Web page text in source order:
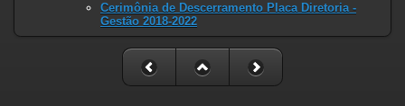
Cerimônia de Descerramento Placa Diretoria -
Gestão 2018-2022